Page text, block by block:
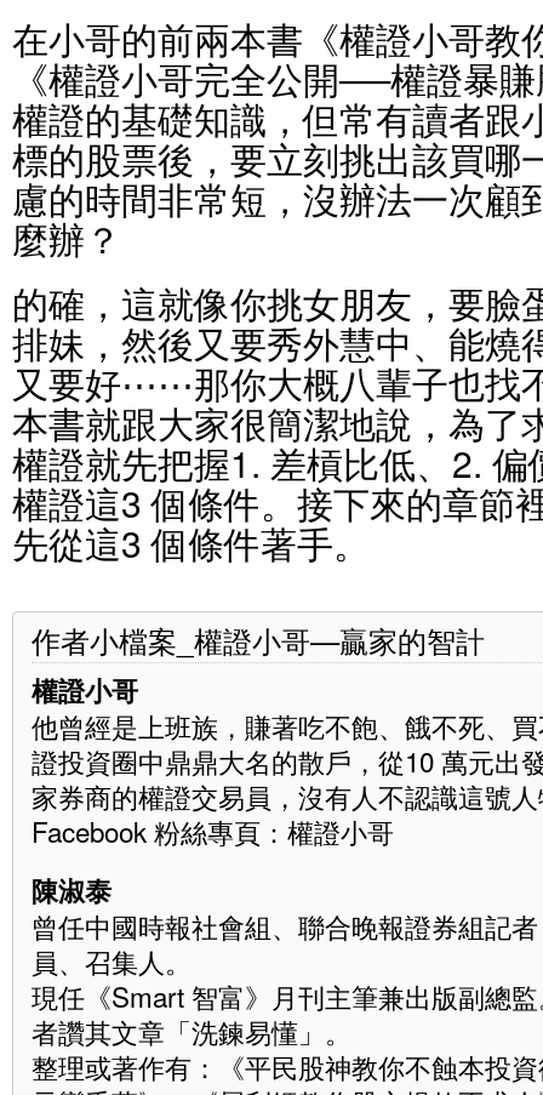
在小哥的前兩本書《權證小哥教
《權證小哥完全公開──權證暴
權證的基礎知識，但常有讀者跟
標的股票後，要立刻挑出該買哪
慮的時間非常短，沒辦法一次顧
麼辦？
的確，這就像你挑女朋友，要臉
排妹，然後又要秀外慧中、能燒
又要好⋯⋯那你大概八輩子也找
本書就跟大家很簡潔地說，為了
權證就先把握1. 差槓比低、2.
權證這3 個條件。接下來的章節
先從這3 個條件著手。
作者小檔案_權證小哥—贏家的智計
權證小哥
他曾經是上班族，賺著吃不飽、餓不死、
證投資圈中鼎鼎大名的散戶，從10 萬元出
家券商的權證交易員，沒有人不認識這號
Facebook 粉絲專頁：權證小哥
陳淑泰
曾任中國時報社會組、聯合晚報證券組記
員、召集人。
現任《Smart 智富》月刊主筆兼出版副總
者讚其文章「洗鍊易懂」。
整理或著作有：《平民股神教你不蝕本投